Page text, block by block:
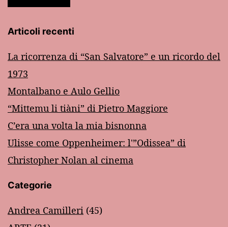
Articoli recenti
La ricorrenza di “San Salvatore” e un ricordo del
1973
Montalbano e Aulo Gellio
“Mittemu li tiàni” di Pietro Maggiore
C’era una volta la mia bisnonna
Ulisse come Oppenheimer: l'”Odissea” di
Christopher Nolan al cinema
Categorie
Andrea Camilleri (45)